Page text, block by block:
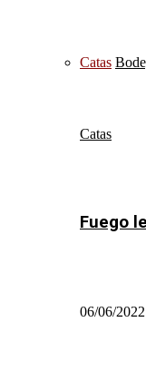
Catas
Catas
Fuego
06/06/2022